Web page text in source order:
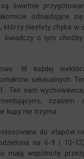
świetnie
odnajdujące
niestety chyba w
świadczy o tym
W każdej
seksualnych.
Ten sam
czasem
kupy nie trzyma.
do etapów
na 6-9 i 10-
wspólnotę